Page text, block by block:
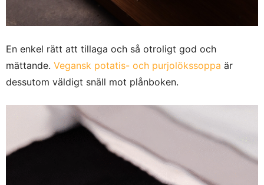
En enkel rätt att tillaga och så otroligt god och
mättande. Vegansk potatis- och purjolökssoppa är
dessutom väldigt snäll mot plånboken.